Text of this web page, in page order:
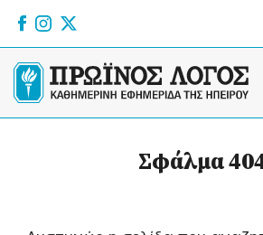
Σφάλμα